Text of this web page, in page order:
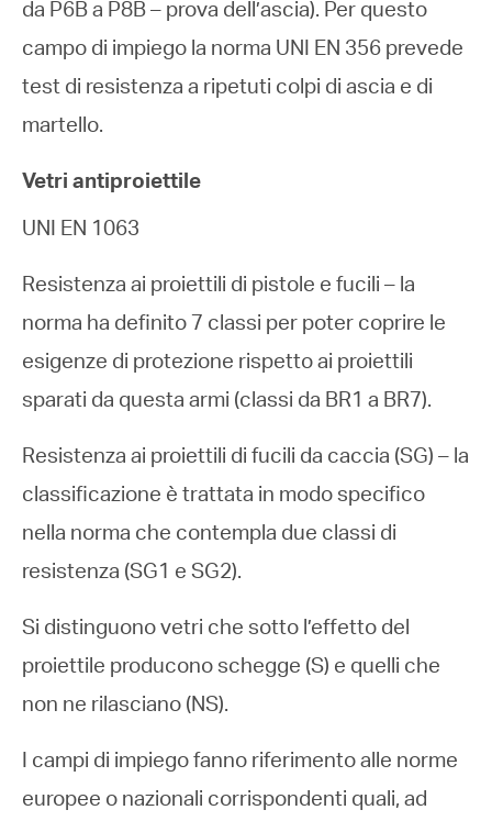
da P6B a P8B – prova dell’ascia). Per questo
campo di impiego la norma UNI EN 356 prevede
test di resistenza a ripetuti colpi di ascia e di
martello.
Vetri antiproiettile
UNI EN 1063
Resistenza ai proiettili di pistole e fucili – la
norma ha definito 7 classi per poter coprire le
esigenze di protezione rispetto ai proiettili
sparati da questa armi (classi da BR1 a BR7).
Resistenza ai proiettili di fucili da caccia (SG) – la
classificazione è trattata in modo specifico
nella norma che contempla due classi di
resistenza (SG1 e SG2).
Si distinguono vetri che sotto l’effetto del
proiettile producono schegge (S) e quelli che
non ne rilasciano (NS).
I campi di impiego fanno riferimento alle norme
europee o nazionali corrispondenti quali, ad